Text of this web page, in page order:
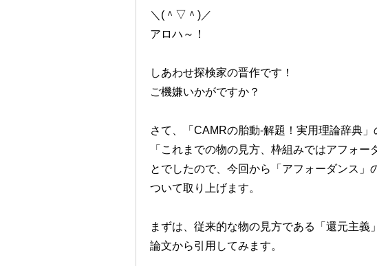
＼(＾▽＾)／
アロハ～！
しあわせ探検家の晋作です！
ご機嫌いかがですか？
さて、「CAMRの胎動-解題！実用理論辞典」
「これまでの物の見方、枠組みではアフォ
とでしたので、今回から「アフォーダンス」
ついて取り上げます。
まずは、従来的な物の見方である「還元主義
論文から引用してみます。